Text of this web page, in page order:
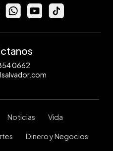
0662
Noticias Vida
Dinero y Negocios